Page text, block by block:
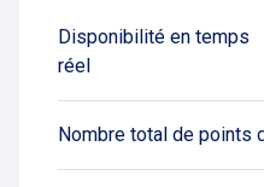
Disponibilité en temps
réel
Nombre total de points